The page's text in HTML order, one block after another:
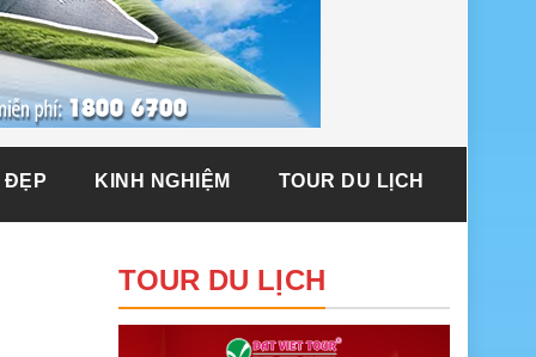
ĐẸP KINH NGHIỆM TOUR DU LỊCH
TOUR DU LỊCH